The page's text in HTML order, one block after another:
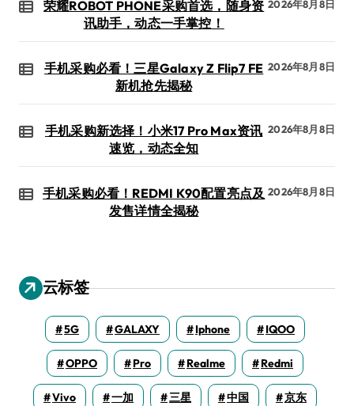
荣耀ROBOT PHONE采购首选，随身资
讯助手，动态一手掌控！
2026年8月8日
手机采购必看！三星Galaxy Z Flip7 FE
新机抢先揭秘
2026年8月8日
手机采购新选择！小米17 Pro Max资讯
速览，动态全知
2026年8月8日
手机采购必看！REDMI K90配置亮点及
发售详情全揭秘
2026年8月8日
云标签
5G GALAXY Iphone IQOO
OPPO Pro Realme Redmi
Vivo 一加 三星 中国 京东